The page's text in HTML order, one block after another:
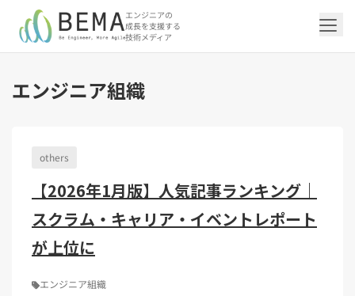
エンジニアの
成長を支援する
技術メディア
「アジャイル開発/スクラム」の記事一覧を
「アジャイル開発/スクラム」のタグ一覧
スクラムマスター（19）
アジャイル（15）
レトロスペクティブ（6）
「DevOps/クラウド」の記事一覧を見る
AWS（20）
CI/CD（9）
Terraform（6）
インフラストラクチャ（5）
Docker（4）
サーバーレス（3）
CodeCommit（2）
Ansible（2）
「AI」の記事一覧を見る
生成AI（13）
AIエージェント（4）
NotebookLM（3）
Gemini（3）
OpenAI（1）
「バックエンド」の記事一覧を見る
Oracle APEX（5）
Python（4）
API（2）
Ruby（2）
SQL（1）
アクセス制御（1）
Cloud SQL（1）
「Flutter/モバイル」の記事一覧を見る
Flutter（38）
Dart（6）
Swift（2）
アプリ開発（1）
「Jamstack/フロントエンド」の記事一覧
「Jamstack/フロントエンド」のタグ一覧
Jamstack（10）
Astro（10）
SSG（9）
microCMS（7）
Puppeteer（1）
「others」の記事一覧を見る
エンジニア組織（48）
イベント（42）
アドベントカレンダー2024（25）
スキルアップ（24）
若手エンジニア（12）
トラブルシューティング（12）
エンジニア組織
others
【2026年1月版】人気記事ランキング｜
スクラム・キャリア・イベントレポート
が上位に
エンジニア組織